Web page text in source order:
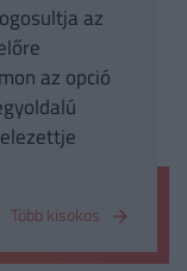
az
az opció
Több kisokos